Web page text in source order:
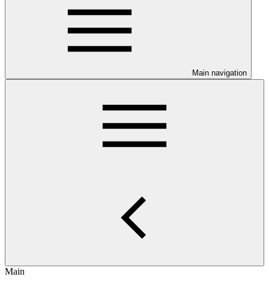
Main navigation
Main